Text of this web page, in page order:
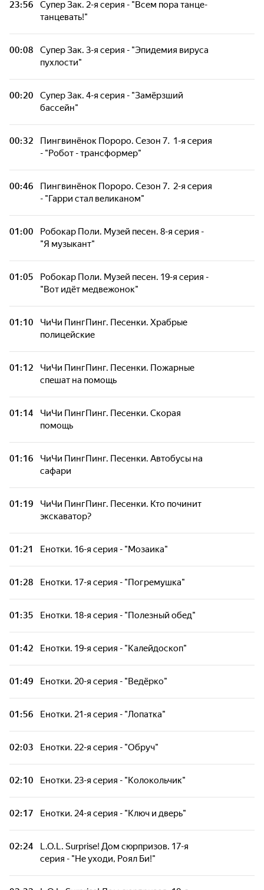
23:56
Супер Зак. 2-я серия - "Всем пора танце-
танцевать!"
00:08
Супер Зак. 3-я серия - "Эпидемия вируса
пухлости"
00:20
Супер Зак. 4-я серия - "Замёрзший
бассейн"
00:32
Пингвинёнок Пороро. Сезон 7. 1-я серия
- "Робот - трансформер"
00:46
Пингвинёнок Пороро. Сезон 7. 2-я серия
- "Гарри стал великаном"
01:00
Робокар Поли. Музей песен. 8-я серия -
"Я музыкант"
01:05
Робокар Поли. Музей песен. 19-я серия -
"Вот идёт медвежонок"
01:10
ЧиЧи ПингПинг. Песенки. Храбрые
полицейские
01:12
ЧиЧи ПингПинг. Песенки. Пожарные
спешат на помощь
01:14
ЧиЧи ПингПинг. Песенки. Скорая
помощь
01:16
ЧиЧи ПингПинг. Песенки. Автобусы на
сафари
01:19
ЧиЧи ПингПинг. Песенки. Кто починит
экскаватор?
01:21 Енотки. 16-я серия - "Мозаика"
01:28 Енотки. 17-я серия - "Погремушка"
01:35 Енотки. 18-я серия - "Полезный обед"
01:42 Енотки. 19-я серия - "Калейдоскоп"
01:49 Енотки. 20-я серия - "Ведёрко"
01:56 Енотки. 21-я серия - "Лопатка"
02:03 Енотки. 22-я серия - "Обруч"
02:10 Енотки. 23-я серия - "Колокольчик"
02:17 Енотки. 24-я серия - "Ключ и дверь"
02:24
L.O.L. Surprise! Дом сюрпризов. 17-я
серия - "Не уходи, Роял Би!"